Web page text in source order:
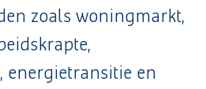
zoals woningmarkt,
energietransitie en